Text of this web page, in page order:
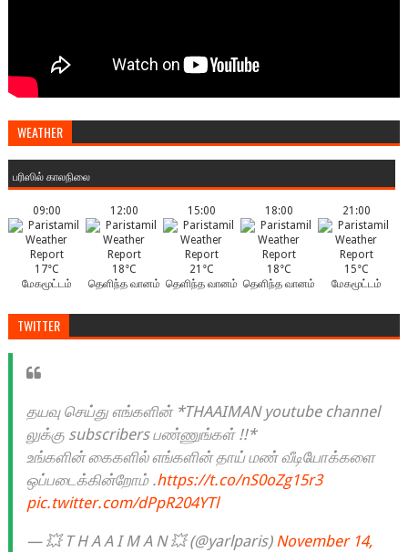
WEATHER
பரிஸில் காலநிலை
09:00
17°C
மேகமூட்டம்
12:00
18°C
தெளிந்த வானம்
15:00
21°C
தெளிந்த வானம்
18:00
18°C
தெளிந்த வானம்
21:00
15°C
மேகமூட்டம்
TWITTER
தயவு செய்து எங்களின் *THAAIMAN youtube channel
லுக்கு subscribers பண்ணுங்கள் !!*
உங்களின் கைகளில் எங்களின் தாய் மண் வீடியோக்களை
ஒப்படைக்கின்றோம் .https://t.co/nS0oZg15r3
pic.twitter.com/dPpR204YTl
— 💥 T H A A I M A N 💥 (@yarlparis) November 14,